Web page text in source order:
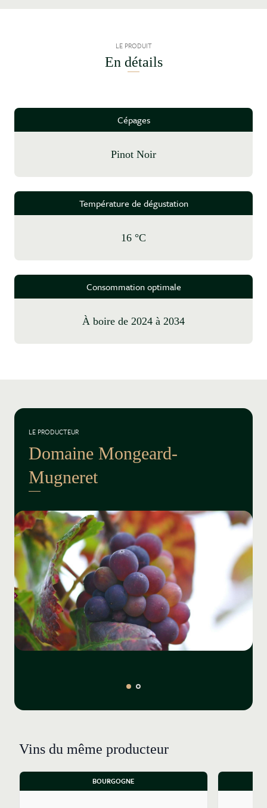
LE PRODUIT
En détails
Cépages
Pinot Noir
Température de dégustation
16 °C
Consommation optimale
à boire de 2024 à 2034
LE PRODUCTEUR
Domaine Mongeard-
Mugneret
Vins du même producteur
BOURGOGNE